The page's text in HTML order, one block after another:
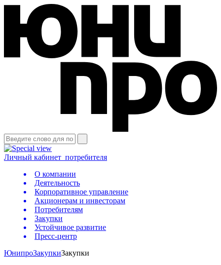
Личный кабинет потребителя
О компании
Деятельность
Корпоративное управление
Акционерам и инвесторам
Потребителям
Закупки
Устойчивое развитие
Пресс-центр
ЮнипроЗакупкиЗакупки